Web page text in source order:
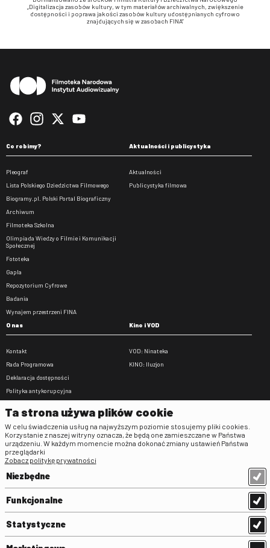
„Digitalizacja zasobów kultury, w tym materiałów archiwalnych, zwiększenie
dostępności i poprawa jakości zasobów kultury udostępnianych cyfrowo
znajdujących się w zasobach FINA”
Co robimy?
Pleograf
Lista Polskiego Dziedzictwa Filmowego
Biogramy.pl. Polski Portal Biograficzny
Archiwum
Filmoteka Szkolna
Olimpiada Wiedzy o Filmie i Komunikacji
Społecznej
Fototeka
Gapla
Repozytorium Cyfrowe
Badania
Wynajem przestrzeni FINA
Aktualności i publicystyka
Aktualności
Publicystyka filmowa
O nas
Kontakt
Rada Programowa
Deklaracja dostępności
Polityka antykorupcyjna
Zamówienia publiczne
Praca w FINA
Kino i VOD
VOD: Ninateka
KINO: Iluzjon
Regulaminy
Klauzula informacyjna RODO
Regulamin użytkowania parkingu
Standardy ochrony małoletnich
Regulamin kina Iluzjon
Ta strona używa plików cookie
W celu świadczenia usług na najwyższym poziomie stosujemy pliki cookies.
Korzystanie z naszej witryny oznacza, że będą one zamieszczane w Państwa
urządzeniu. W każdym momencie można dokonać zmiany ustawień Państwa
przeglądarki
Zobacz politykę prywatności
Niezbędne
Funkcjonalne
Statystyczne